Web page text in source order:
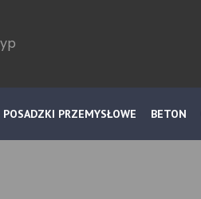
POSADZKI PRZEMYSŁOWE BETON